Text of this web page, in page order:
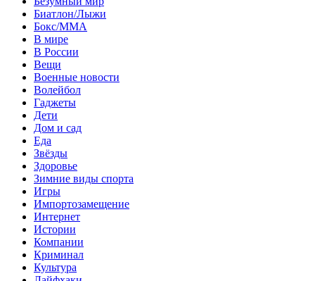
Биатлон/Лыжи
Бокс/MMA
В мире
В России
Вещи
Военные новости
Волейбол
Гаджеты
Дети
Дом и сад
Еда
Звёзды
Здоровье
Зимние виды спорта
Игры
Импортозамещение
Интернет
Истории
Компании
Криминал
Культура